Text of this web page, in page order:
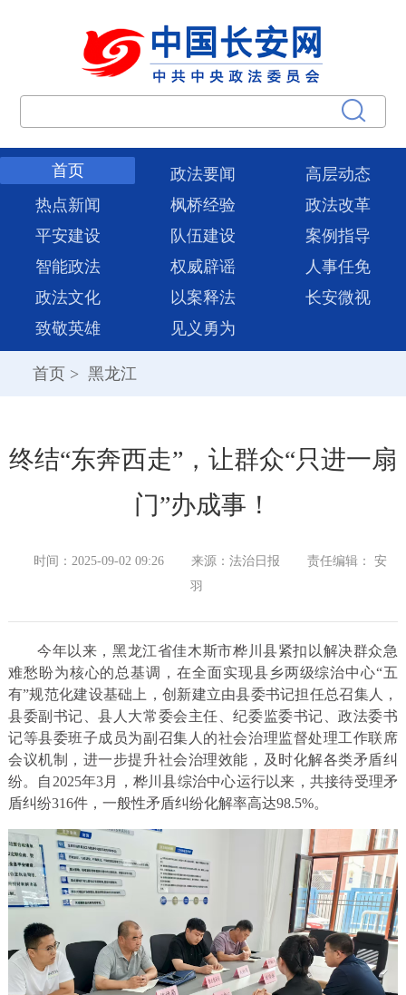
首页 政法要闻
高层动态
热点新闻
枫桥经验
政法改革
平安建设
队伍建设
案例指导
智能政法
权威辟谣
人事任免
政法文化
以案释法
长安微视
致敬英雄
见义勇为
首页 > 黑龙江
终结“东奔西走”，让群众“只进一扇
门”办成事！
时间：2025-09-02 09:26 来源：法治日报
责任编辑： 安
羽
今年以来，黑龙江省佳木斯市桦川县紧扣以解决群众急
难愁盼为核心的总基调，在全面实现县乡两级综治中心“五
有”规范化建设基础上，创新建立由县委书记担任总召集人，
县委副书记、县人大常委会主任、纪委监委书记、政法委书
记等县委班子成员为副召集人的社会治理监督处理工作联席
会议机制，进一步提升社会治理效能，及时化解各类矛盾纠
纷。自2025年3月，桦川县综治中心运行以来，共接待受理矛
盾纠纷316件，一般性矛盾纠纷化解率高达98.5%。